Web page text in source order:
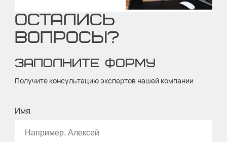
ОСТАЛИСЬ
ВОПРОСЫ?
ЗАПОЛНИТЕ ФОРМУ
Получите консультацию экспертов нашей компании
Имя